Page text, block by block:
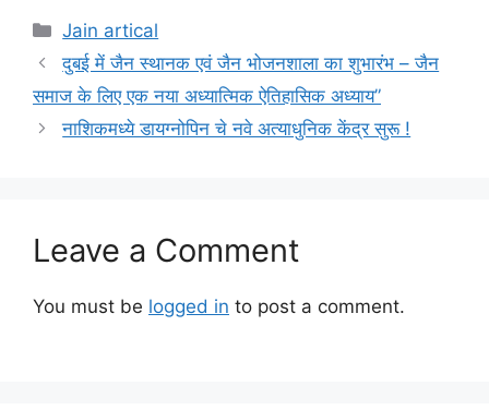
Categories
Jain artical
दुबई में जैन स्थानक एवं जैन भोजनशाला का शुभारंभ – जैन
समाज के लिए एक नया अध्यात्मिक ऐतिहासिक अध्याय”
नाशिकमध्ये डायग्नोपिन चे नवे अत्याधुनिक केंद्र सुरू !
Leave a Comment
You must be logged in to post a comment.